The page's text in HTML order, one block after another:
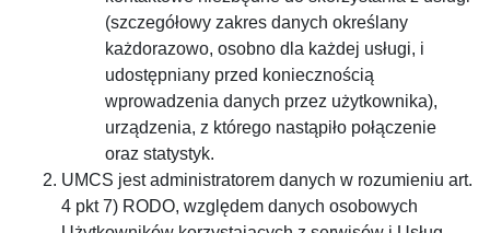
(szczegółowy zakres danych określany
każdorazowo, osobno dla każdej usługi, i
udostępniany przed koniecznością
wprowadzenia danych przez użytkownika),
urządzenia, z którego nastąpiło połączenie
oraz statystyk.
UMCS jest administratorem danych w rozumieniu art.
4 pkt 7) RODO, względem danych osobowych